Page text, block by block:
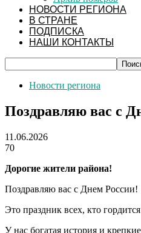
НОВОСТИ РЕГИОНА
В СТРАНЕ
ПОДПИСКА
НАШИ КОНТАКТЫ
Новости региона
Поздравляю вас с
11.06.2026
70
Дорогие жители района!
Поздравляю вас с Днем России!
Это праздник всех, кто
У нас богатая история и